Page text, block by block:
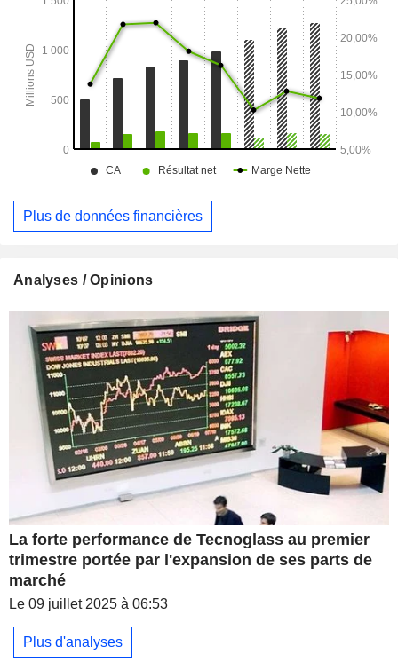
verre et en aluminium, des séparations et des intérieurs de
bureaux, des façades flottantes et des vitrines
commerciales.
Plus de données financières
Analyses / Opinions
La forte performance de Tecnoglass au premier
trimestre portée par l'expansion de ses parts de
marché
Le 09 juillet 2025 à 06:53
Plus d'analyses